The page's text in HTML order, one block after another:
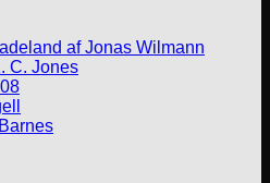
af Jonas Wilmann
C. Jones